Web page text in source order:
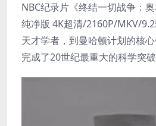
NBC纪录片《终结一切战争：
纯净版 4K超清/2160P/MKV/
天才学者，到曼哈顿计划的核
完成了20世纪最重大的科学突